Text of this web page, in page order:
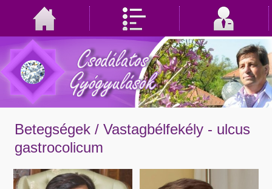
Betegségek /Vastagbélfekély - ulcus
gastrocolicum